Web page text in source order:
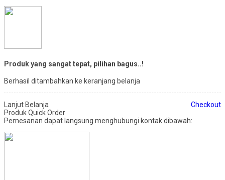
Produk yang sangat tepat, pilihan bagus..!
Berhasil ditambahkan ke keranjang belanja
Lanjut Belanja
Checkout
Produk Quick Order
Pemesanan dapat langsung menghubungi kontak dibawah: